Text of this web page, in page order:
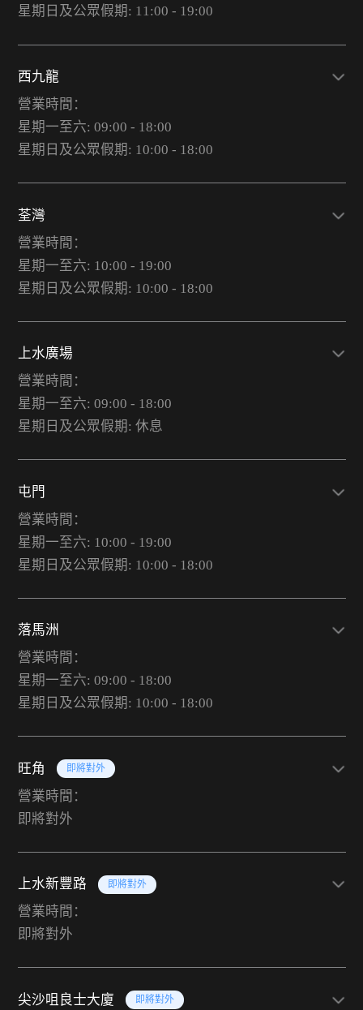
星期日及公眾假期: 11:00 - 19:00
西九龍
營業時間：
星期一至六: 09:00 - 18:00
星期日及公眾假期: 10:00 - 18:00
荃灣
營業時間：
星期一至六: 10:00 - 19:00
星期日及公眾假期: 10:00 - 18:00
上水廣場
營業時間：
星期一至六: 09:00 - 18:00
星期日及公眾假期: 休息
屯門
營業時間：
星期一至六: 10:00 - 19:00
星期日及公眾假期: 10:00 - 18:00
落馬洲
營業時間：
星期一至六: 09:00 - 18:00
星期日及公眾假期: 10:00 - 18:00
旺角 即將對外
營業時間：
即將對外
上水新豐路 即將對外
營業時間：
即將對外
尖沙咀良士大廈 即將對外